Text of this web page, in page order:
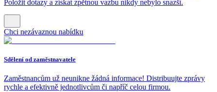
Položit dotazy a získat zpětnou vazbu nikdy nebylo snazší.
Chci nezávaznou nabídku
Sdělení od zaměstnavatele
Zaměstnancům už neunikne žádná informace! Distribuujte zprávy
rychle a efektivně jednotlivcům či napříč celou firmou.